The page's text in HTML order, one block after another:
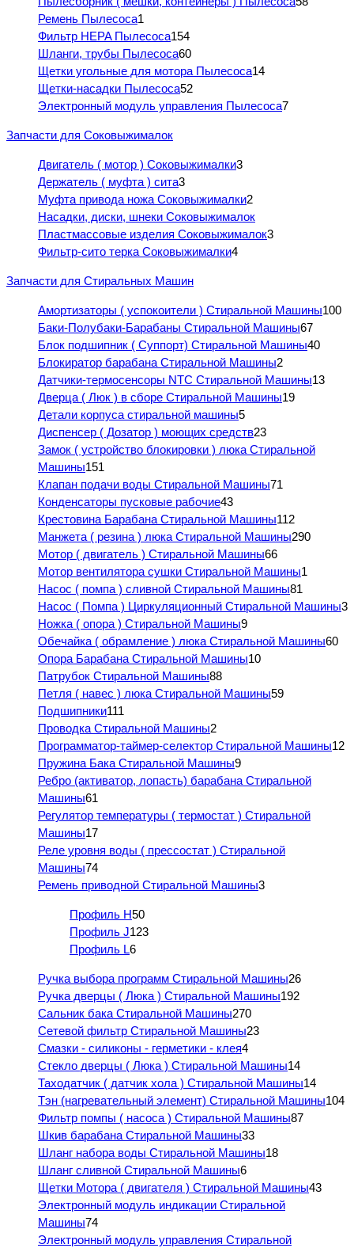
Ремень Пылесоса1
Фильтр HEPA Пылесоса154
Шланги, трубы Пылесоса60
Щетки угольные для мотора Пылесоса14
Щетки-насадки Пылесоса52
Электронный модуль управления Пылесоса7
Запчасти для Соковыжималок
Двигатель ( мотор ) Соковыжималки3
Держатель ( муфта ) сита3
Муфта привода ножа Соковыжималки2
Насадки, диски, шнеки Соковыжималок
Пластмассовые изделия Соковыжималок3
Фильтр-сито терка Соковыжималки4
Запчасти для Стиральных Машин
Амортизаторы ( успокоители ) Стиральной Машины100
Баки-Полубаки-Барабаны Стиральной Машины67
Блок подшипник ( Суппорт) Стиральной Машины40
Блокиратор барабана Стиральной Машины2
Датчики-термосенсоры NTC Стиральной Машины13
Дверца ( Люк ) в сборе Стиральной Машины19
Детали корпуса стиральной машины5
Диспенсер ( Дозатор ) моющих средств23
Замок ( устройство блокировки ) люка Стиральной
Машины151
Клапан подачи воды Стиральной Машины71
Конденсаторы пусковые рабочие43
Крестовина Барабана Стиральной Машины112
Манжета ( резина ) люка Стиральной Машины290
Мотор ( двигатель ) Стиральной Машины66
Мотор вентилятора сушки Стиральной Машины1
Насос ( помпа ) сливной Стиральной Машины81
Насос ( Помпа ) Циркуляционный Стиральной Машины3
Ножка ( опора ) Стиральной Машины9
Обечайка ( обрамление ) люка Стиральной Машины60
Опора Барабана Стиральной Машины10
Патрубок Стиральной Машины88
Петля ( навес ) люка Стиральной Машины59
Подшипники111
Проводка Стиральной Машины2
Программатор-таймер-селектор Стиральной Машины12
Пружина Бака Стиральной Машины9
Ребро (активатор, лопасть) барабана Стиральной
Машины61
Регулятор температуры ( термостат ) Стиральной
Машины17
Реле уровня воды ( прессостат ) Стиральной
Машины74
Ремень приводной Стиральной Машины3
Профиль H50
Профиль J123
Профиль L6
Ручка выбора программ Стиральной Машины26
Ручка дверцы ( Люка ) Стиральной Машины192
Сальник бака Стиральной Машины270
Сетевой фильтр Стиральной Машины23
Смазки - силиконы - герметики - клея4
Стекло дверцы ( Люка ) Стиральной Машины14
Таходатчик ( датчик хола ) Стиральной Машины14
Тэн (нагревательный элемент) Стиральной Машины104
Фильтр помпы ( насоса ) Стиральной Машины87
Шкив барабана Стиральной Машины33
Шланг набора воды Стиральной Машины18
Шланг сливной Стиральной Машины6
Щетки Мотора ( двигателя ) Стиральной Машины43
Электронный модуль индикации Стиральной
Машины74
Электронный модуль управления Стиральной